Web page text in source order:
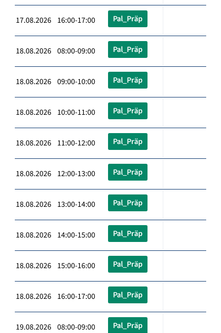
17.08.2026 16:00-17:00 Pal_Präp
18.08.2026 08:00-09:00 Pal_Präp
18.08.2026 09:00-10:00 Pal_Präp
18.08.2026 10:00-11:00 Pal_Präp
18.08.2026 11:00-12:00 Pal_Präp
18.08.2026 12:00-13:00 Pal_Präp
18.08.2026 13:00-14:00 Pal_Präp
18.08.2026 14:00-15:00 Pal_Präp
18.08.2026 15:00-16:00 Pal_Präp
18.08.2026 16:00-17:00 Pal_Präp
19.08.2026 08:00-09:00 Pal_Präp